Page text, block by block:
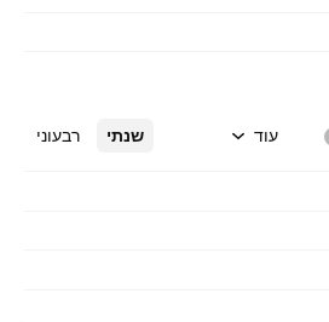
נוסדה ב-4 ביוני 1977 ומשרדיה הראשיים נמצאים
שנתי רבעוני עוד